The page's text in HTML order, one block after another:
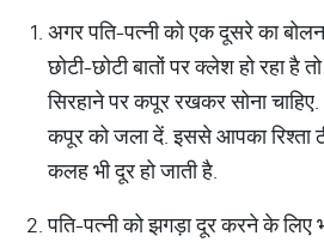
अगर पति-पत्नी को एक दूसरे का
छोटी-छोटी बातों पर क्लेश हो रहा है
सिरहाने पर कपूर रखकर सोना
कपूर को जला दें. इससे आपका रिश्ता
कलह भी दूर हो जाती है.
पति-पत्नी को झगड़ा दूर करने के लिए